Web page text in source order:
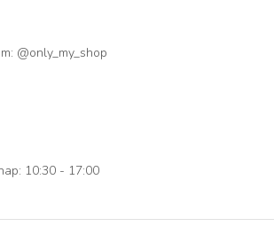
@only_my_shop
10:30 - 17:00